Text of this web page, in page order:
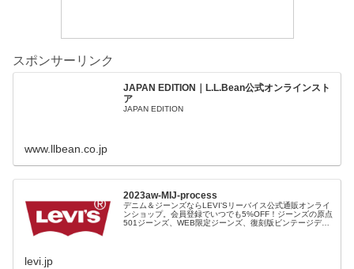
スポンサーリンク
JAPAN EDITION｜L.L.Bean公式オンラインスト
ア
JAPAN EDITION
www.llbean.co.jp
2023aw-MIJ-process
デニム＆ジーンズならLEVI'Sリーバイス公式通販オンライ
ンショップ。会員登録でいつでも5%OFF！ジーンズの原点
501ジーンズ、WEB限定ジーンズ、復刻版ビンテージデニ
levi.jp